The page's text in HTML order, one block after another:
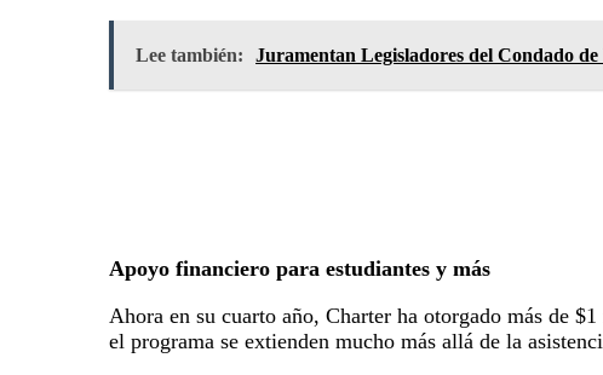
Lee también: Juramentan Legisladores del Condado de
Apoyo financiero para estudiantes y más
Ahora en su cuarto año, Charter ha otorgado más de
el programa se extienden mucho más allá de la